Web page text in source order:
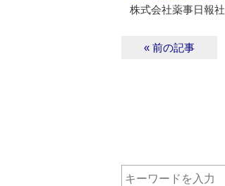
株式会社薬事日報社
« 前の記事